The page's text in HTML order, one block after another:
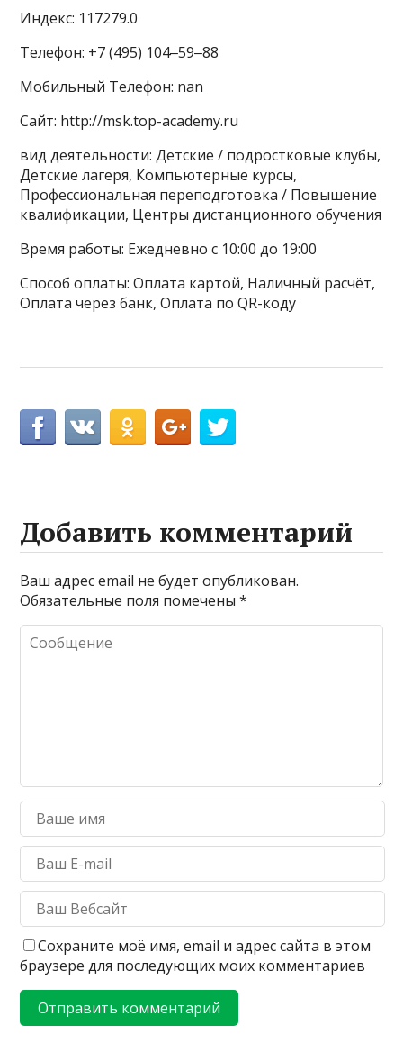
Индекс: 117279.0
Телефон: +7 (495) 104‒59‒88
Мобильный Телефон: nan
Сайт: http://msk.top-academy.ru
вид деятельности: Детские / подростковые клубы,
Детские лагеря, Компьютерные курсы,
Профессиональная переподготовка / Повышение
квалификации, Центры дистанционного обучения
Время работы: Ежедневно с 10:00 до 19:00
Способ оплаты: Оплата картой, Наличный расчёт,
Оплата через банк, Оплата по QR-коду
Добавить комментарий
Ваш адрес email не будет опубликован.
Обязательные поля помечены*
Сохраните моё имя, email и адрес сайта в этом
браузере для последующих моих комментариев